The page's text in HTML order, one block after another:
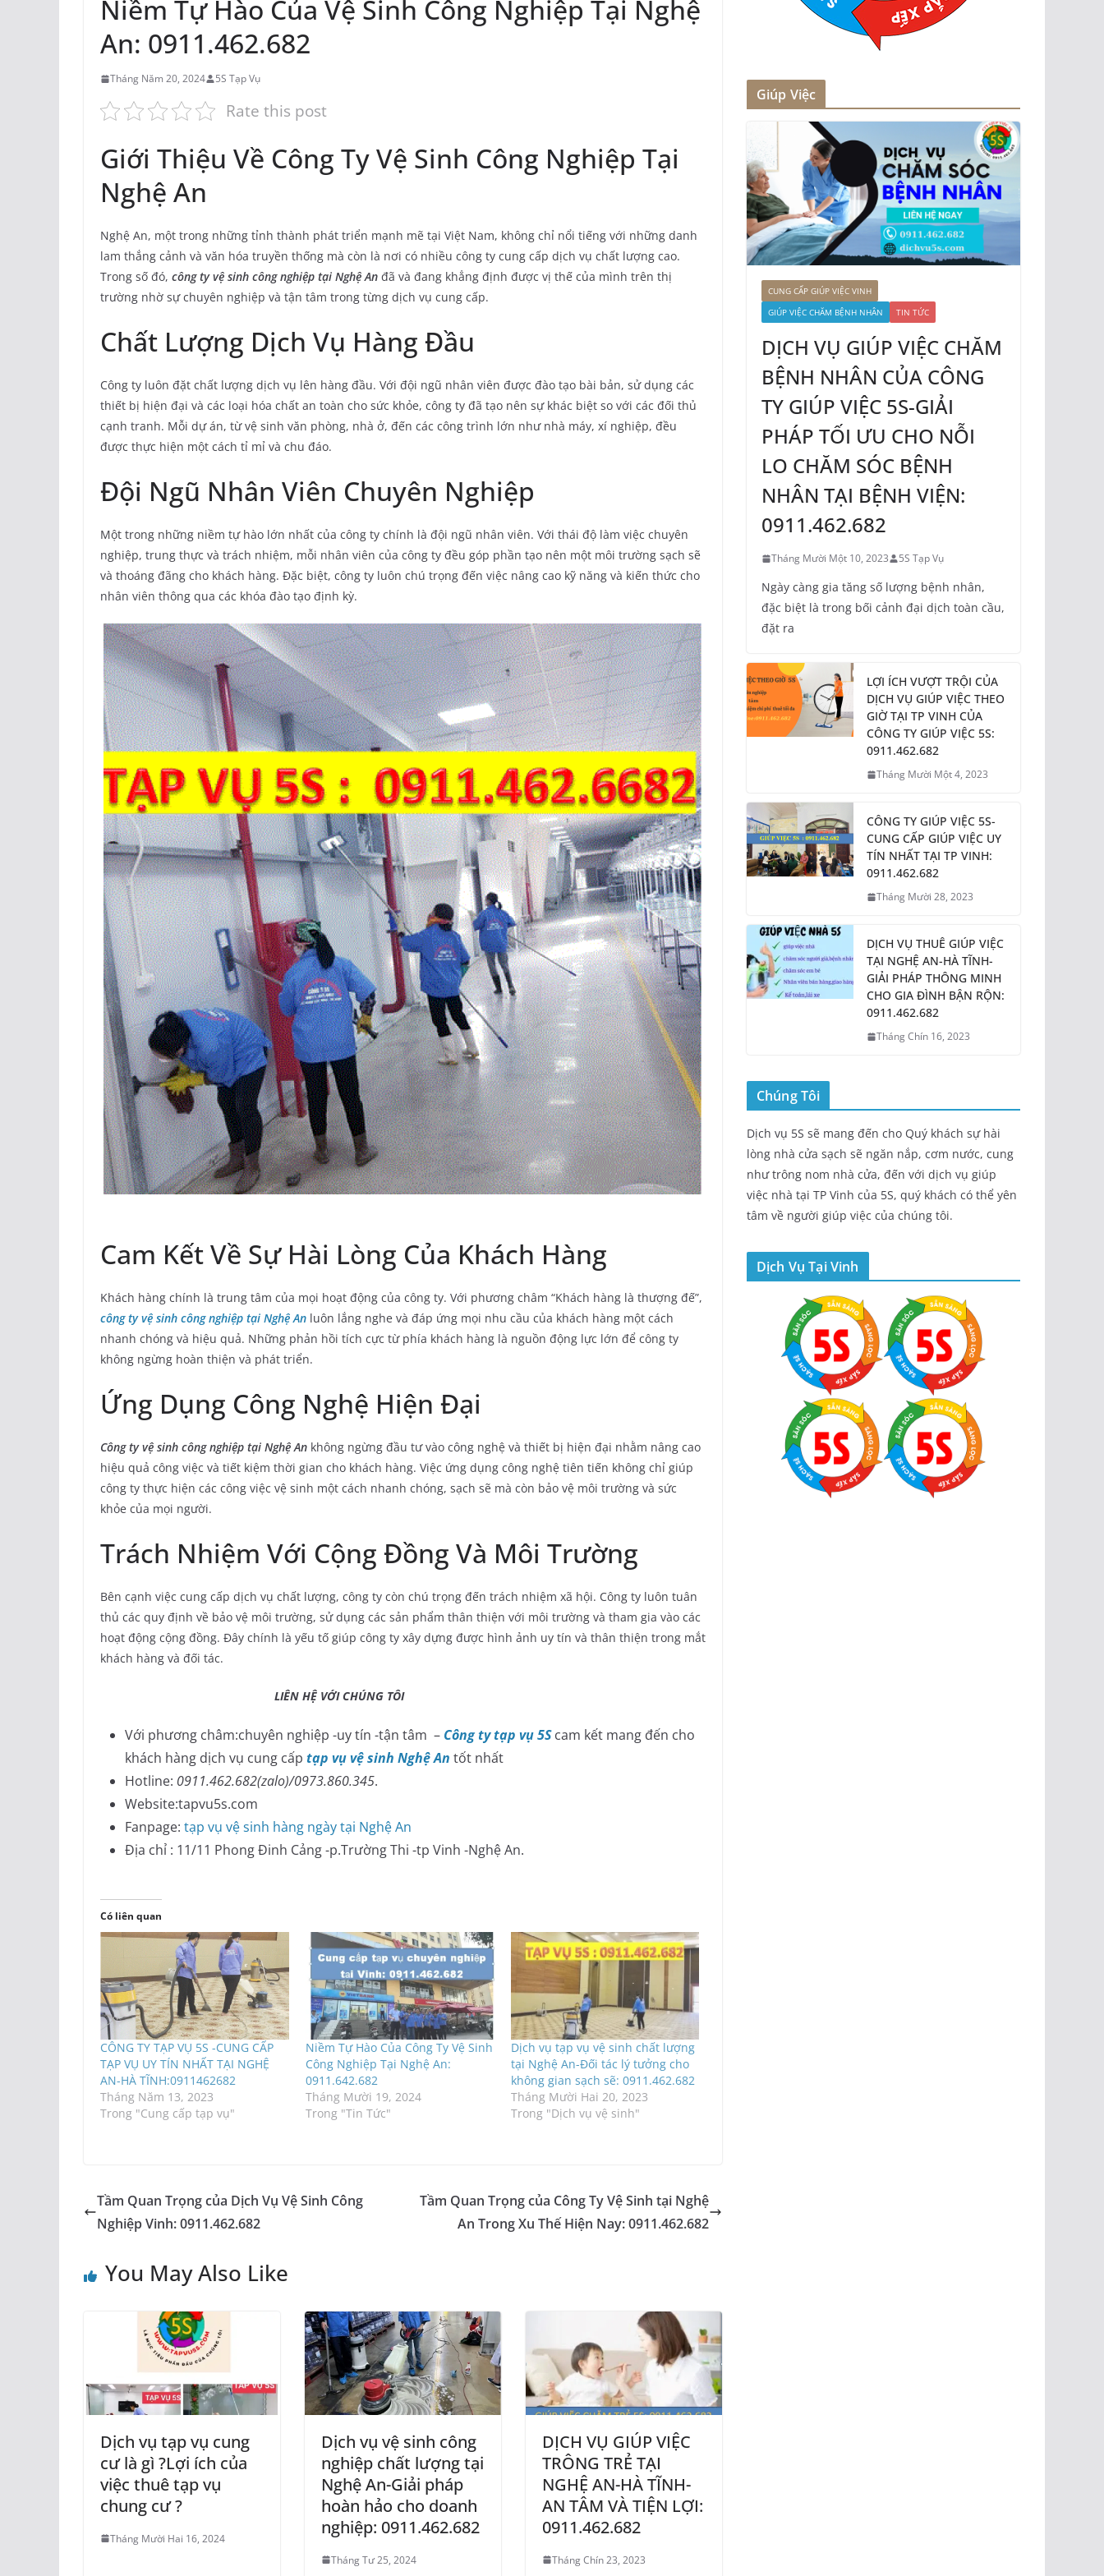
Niềm Tự Hào Của Vệ Sinh Công Nghiệp Tại Nghệ
An: 0911.462.682
Tháng Năm 20, 2024 5S Tạp Vụ
Rate this post
Giới Thiệu Về Công Ty Vệ Sinh Công Nghiệp Tại
Nghệ An
Nghệ An, một trong những tỉnh thành phát triển mạnh mẽ tại Việt Nam, không chỉ nổi tiếng với những danh
lam thắng cảnh và văn hóa truyền thống mà còn là nơi có nhiều công ty cung cấp dịch vụ chất lượng cao.
Trong số đó, công ty vệ sinh công nghiệp tại Nghệ An đã và đang khẳng định được vị thế của mình trên thị
trường nhờ sự chuyên nghiệp và tận tâm trong từng dịch vụ cung cấp.
Chất Lượng Dịch Vụ Hàng Đầu
Công ty luôn đặt chất lượng dịch vụ lên hàng đầu. Với đội ngũ nhân viên được đào tạo bài bản, sử dụng các
thiết bị hiện đại và các loại hóa chất an toàn cho sức khỏe, công ty đã tạo nên sự khác biệt so với các đối thủ
cạnh tranh. Mỗi dự án, từ vệ sinh văn phòng, nhà ở, đến các công trình lớn như nhà máy, xí nghiệp, đều
được thực hiện một cách tỉ mỉ và chu đáo.
Đội Ngũ Nhân Viên Chuyên Nghiệp
Một trong những niềm tự hào lớn nhất của công ty chính là đội ngũ nhân viên. Với thái độ làm việc chuyên
nghiệp, trung thực và trách nhiệm, mỗi nhân viên của công ty đều góp phần tạo nên một môi trường sạch sẽ
và thoáng đãng cho khách hàng. Đặc biệt, công ty luôn chú trọng đến việc nâng cao kỹ năng và kiến thức cho
nhân viên thông qua các khóa đào tạo định kỳ.
Cam Kết Về Sự Hài Lòng Của Khách Hàng
Khách hàng chính là trung tâm của mọi hoạt động của công ty. Với phương châm “Khách hàng là thượng đế”,
công ty vệ sinh công nghiệp tại Nghệ An luôn lắng nghe và đáp ứng mọi nhu cầu của khách hàng một cách
nhanh chóng và hiệu quả. Những phản hồi tích cực từ phía khách hàng là nguồn động lực lớn để công ty
không ngừng hoàn thiện và phát triển.
Ứng Dụng Công Nghệ Hiện Đại
Công ty vệ sinh công nghiệp tại Nghệ An không ngừng đầu tư vào công nghệ và thiết bị hiện đại nhằm nâng cao
hiệu quả công việc và tiết kiệm thời gian cho khách hàng. Việc ứng dụng công nghệ tiên tiến không chỉ giúp
công ty thực hiện các công việc vệ sinh một cách nhanh chóng, sạch sẽ mà còn bảo vệ môi trường và sức
khỏe của mọi người.
Trách Nhiệm Với Cộng Đồng Và Môi Trường
Bên cạnh việc cung cấp dịch vụ chất lượng, công ty còn chú trọng đến trách nhiệm xã hội. Công ty luôn tuân
thủ các quy định về bảo vệ môi trường, sử dụng các sản phẩm thân thiện với môi trường và tham gia vào các
hoạt động cộng đồng. Đây chính là yếu tố giúp công ty xây dựng được hình ảnh uy tín và thân thiện trong mắt
khách hàng và đối tác.
LIÊN HỆ VỚI CHÚNG TÔI
Với phương châm:chuyên nghiệp -uy tín -tận tâm – Công ty tạp vụ 5Scam kết mang đến cho
khách hàng dịch vụ cung cấp tạp vụ vệ sinh Nghệ An tốt nhất
Hotline: 0911.462.682(zalo)/0973.860.345.
Website:tapvu5s.com
Fanpage: tạp vụ vệ sinh hàng ngày tại Nghệ An
Địa chỉ : 11/11 Phong Đinh Cảng -p.Trường Thi -tp Vinh -Nghệ An.
Có liên quan
CÔNG TY TẠP VỤ 5S -CUNG CẤP
TẠP VỤ UY TÍN NHẤT TẠI NGHỆ
AN-HÀ TĨNH:0911462682
Tháng Năm 13, 2023
Trong "Cung cấp tạp vụ"
Niềm Tự Hào Của Công Ty Vệ Sinh
Công Nghiệp Tại Nghệ An:
0911.642.682
Tháng Mười 19, 2024
Trong "Tin Tức"
Dịch vụ tạp vụ vệ sinh chất lượng
tại Nghệ An-Đối tác lý tưởng cho
không gian sạch sẽ: 0911.462.682
Tháng Mười Hai 20, 2023
Trong "Dịch vụ vệ sinh"
Tầm Quan Trọng của Dịch Vụ Vệ Sinh Công
Nghiệp Vinh: 0911.462.682
Tầm Quan Trọng của Công Ty Vệ Sinh tại Nghệ
An Trong Xu Thế Hiện Nay: 0911.462.682
You May Also Like
Dịch vụ tạp vụ cung
cư là gì ?Lợi ích của
việc thuê tạp vụ
chung cư ?
Tháng Mười Hai 16, 2024
Dịch vụ vệ sinh công
nghiệp chất lượng tại
Nghệ An-Giải pháp
hoàn hảo cho doanh
nghiệp: 0911.462.682
Tháng Tư 25, 2024
DỊCH VỤ GIÚP VIỆC
TRÔNG TRẺ TẠI
NGHỆ AN-HÀ TĨNH-
AN TÂM VÀ TIỆN LỢI:
0911.462.682
Tháng Chín 23, 2023
Giúp Việc
CUNG CẤP GIÚP VIỆC VINH
GIÚP VIỆC CHĂM BỆNH NHÂN
TIN TỨC
DỊCH VỤ GIÚP VIỆC CHĂM
BỆNH NHÂN CỦA CÔNG
TY GIÚP VIỆC 5S-GIẢI
PHÁP TỐI ƯU CHO NỖI
LO CHĂM SÓC BỆNH
NHÂN TẠI BỆNH VIỆN:
0911.462.682
Tháng Mười Một 10, 2023 5S Tạp Vụ
Ngày càng gia tăng số lượng bệnh nhân,
đặc biệt là trong bối cảnh đại dịch toàn cầu,
đặt ra
LỢI ÍCH VƯỢT TRỘI CỦA
DỊCH VỤ GIÚP VIỆC THEO
GIỜ TẠI TP VINH CỦA
CÔNG TY GIÚP VIỆC 5S:
0911.462.682
Tháng Mười Một 4, 2023
CÔNG TY GIÚP VIỆC 5S-
CUNG CẤP GIÚP VIỆC UY
TÍN NHẤT TẠI TP VINH:
0911.462.682
Tháng Mười 28, 2023
DỊCH VỤ THUÊ GIÚP VIỆC
TẠI NGHỆ AN-HÀ TĨNH-
GIẢI PHÁP THÔNG MINH
CHO GIA ĐÌNH BẬN RỘN:
0911.462.682
Tháng Chín 16, 2023
Chúng Tôi
Dịch vụ 5S sẽ mang đến cho Quý khách sự hài
lòng nhà cửa sạch sẽ ngăn nắp, cơm nước, cung
như trông nom nhà cửa, đến với dịch vụ giúp
việc nhà tại TP Vinh của 5S, quý khách có thể yên
tâm về người giúp việc của chúng tôi.
Dịch Vụ Tại Vinh